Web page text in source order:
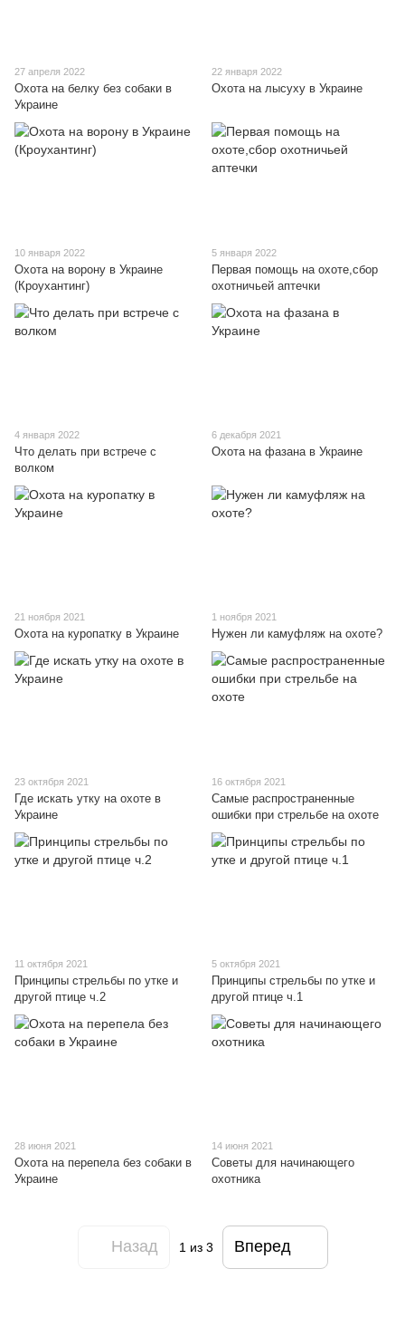
27 апреля 2022
Охота на белку без собаки в
Украине
22 января 2022
Охота на лысуху в Украине
10 января 2022
Охота на ворону в Украине
(Кроухантинг)
5 января 2022
Первая помощь на охоте,сбор
охотничьей аптечки
4 января 2022
Что делать при встрече с
волком
6 декабря 2021
Охота на фазана в Украине
21 ноября 2021
Охота на куропатку в Украине
1 ноября 2021
Нужен ли камуфляж на охоте?
23 октября 2021
Где искать утку на охоте в
Украине
16 октября 2021
Самые распространенные
ошибки при стрельбе на охоте
11 октября 2021
Принципы стрельбы по утке и
другой птице ч.2
5 октября 2021
Принципы стрельбы по утке и
другой птице ч.1
28 июня 2021
Охота на перепела без собаки в
Украине
14 июня 2021
Советы для начинающего
охотника
Назад 1 из 3 Вперед